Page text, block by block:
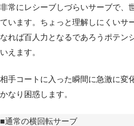
非常にレシーブしづらいサーブで、
ています。ちょっと理解しにくいサ
なれば百人力となるであろうポテン
いえます。
相手コートに入った瞬間に急激に変
かなり困惑します。
■通常の横回転サーブ